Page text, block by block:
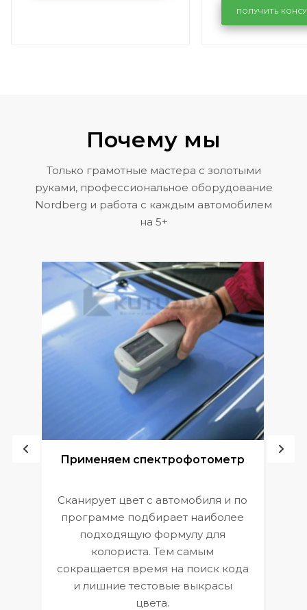
районе
Volkswagen
ПОЛУЧИТЬ
Почему мы
Только грамотные мастера с золотыми
руками, профессиональное оборудование
Nordberg и работа с каждым автомобилем
на 5+
Применяем спектрофотометр
Сканирует цвет с автомобиля и по
программе подбирает наиболее
подходящую формулу для
колориста. Тем самым
сокращается время на поиск кода
и лишние тестовые выкрасы
цвета.